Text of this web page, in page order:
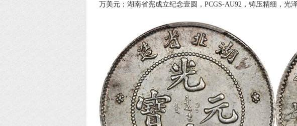
万美元；湖南省宪成立纪念壹圆，PCGS-AU92，铸压精细，光